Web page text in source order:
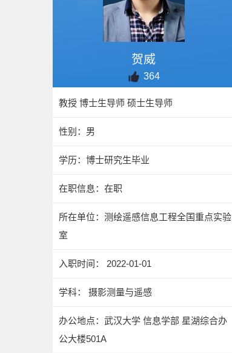
贺威
364
教授 博士生导师 硕士生导师
性别：男
学历：博士研究生毕业
在职信息：在职
所在单位：测绘遥感信息工程全国重点实验
室
入职时间： 2022-01-01
学科： 摄影测量与遥感
办公地点：武汉大学 信息学部 星湖综合办
公大楼501A